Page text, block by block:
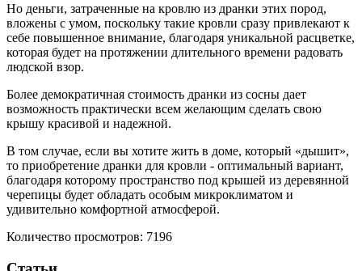
Но деньги, затраченные на кровлю из дранки этих пород,
вложены с умом, поскольку такие кровли сразу привлекают к
себе повышенное внимание, благодаря уникальной расцветке,
которая будет на протяжении длительного времени радовать
людской взор.
Более демократичная стоимость дранки из сосны дает
возможность практически всем желающим сделать свою
крышу красивой и надежной.
В том случае, если вы хотите жить в доме, который «дышит»,
то приобретение дранки для кровли - оптимальный вариант,
благодаря которому пространство под крышей из деревянной
черепицы будет обладать особым микроклиматом и
удивительно комфортной атмосферой.
Количество просмотров: 7196